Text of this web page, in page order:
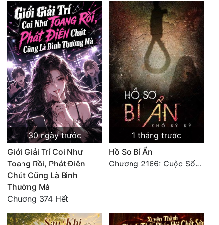
30 ngày trước
Giới Giải Trí Coi Như
Toang Rồi, Phát Điên
Chút Cũng Là Bình
Thường Mà
Chương 374 Hết
1 tháng trước
Hồ Sơ Bí Ẩn
Chương 2166: Cuộc Sống (Hoàn)